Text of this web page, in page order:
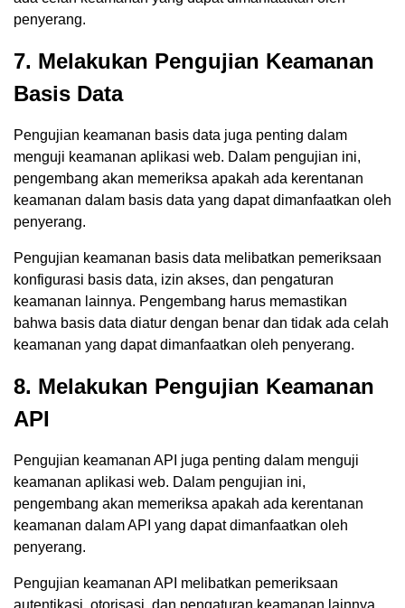
penyerang.
7. Melakukan Pengujian Keamanan
Basis Data
Pengujian keamanan basis data juga penting dalam
menguji keamanan aplikasi web. Dalam pengujian ini,
pengembang akan memeriksa apakah ada kerentanan
keamanan dalam basis data yang dapat dimanfaatkan oleh
penyerang.
Pengujian keamanan basis data melibatkan pemeriksaan
konfigurasi basis data, izin akses, dan pengaturan
keamanan lainnya. Pengembang harus memastikan
bahwa basis data diatur dengan benar dan tidak ada celah
keamanan yang dapat dimanfaatkan oleh penyerang.
8. Melakukan Pengujian Keamanan
API
Pengujian keamanan API juga penting dalam menguji
keamanan aplikasi web. Dalam pengujian ini,
pengembang akan memeriksa apakah ada kerentanan
keamanan dalam API yang dapat dimanfaatkan oleh
penyerang.
Pengujian keamanan API melibatkan pemeriksaan